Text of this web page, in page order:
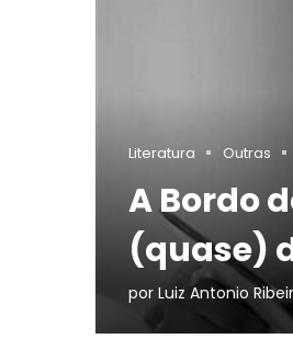
Literatura Outras
A Bordo
(quase)
por Luiz Antonio